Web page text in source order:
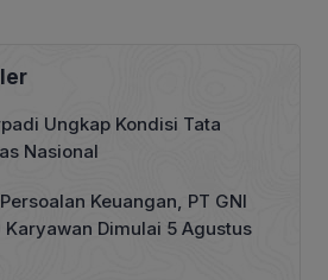
Ungkap Kondisi Tata
Nasional
Keuangan, PT GNI
Karyawan Dimulai 5 Agustus